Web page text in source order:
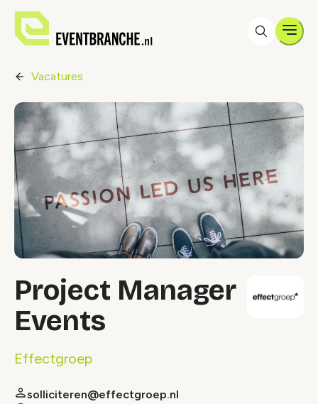
Vacatures
Project Manager
Events
Effectgroep
solliciteren@effectgroep.nl